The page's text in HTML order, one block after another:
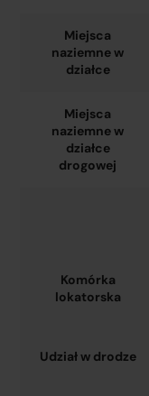
Miejsca
naziemne w
działce
Miejsca
naziemne w
działce
drogowej
Komórka
lokatorska
Udział w drodze